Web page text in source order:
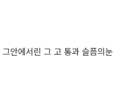
안에서린 그 고 통과 슬픔의눈